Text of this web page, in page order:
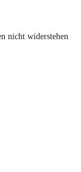
nicht widerstehen